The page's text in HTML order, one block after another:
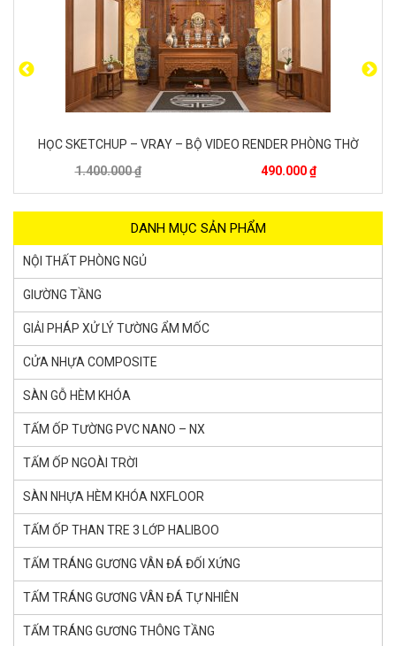
– VRAY – BỘ VIDEO RENDER PHÒNG THỜ
HỌC
DANH MỤC SẢN PHẨM
NỘI THẤT PHÒNG NGỦ
GIƯỜNG TẦNG
GIẢI PHÁP XỬ LÝ TƯỜNG ẨM MỐC
CỬA NHỰA COMPOSITE
SÀN GỖ HÈM KHÓA
TẤM ỐP TƯỜNG PVC NANO – NX
TẤM ỐP NGOÀI TRỜI
SÀN NHỰA HÈM KHÓA NXFLOOR
TẤM ỐP THAN TRE 3 LỚP HALIBOO
TẤM TRÁNG GƯƠNG VÂN ĐÁ ĐỐI XỨNG
TẤM TRÁNG GƯƠNG VÂN ĐÁ TỰ NHIÊN
TẤM TRÁNG GƯƠNG THÔNG TẦNG